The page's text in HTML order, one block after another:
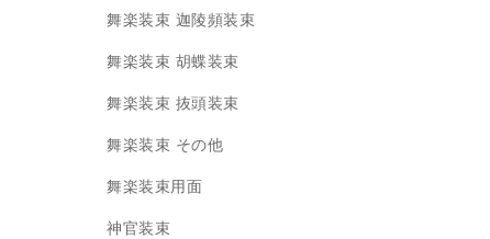
舞楽装束 迦陵頻装束
舞楽装束 胡蝶装束
舞楽装束 抜頭装束
舞楽装束 その他
舞楽装束用面
神官装束